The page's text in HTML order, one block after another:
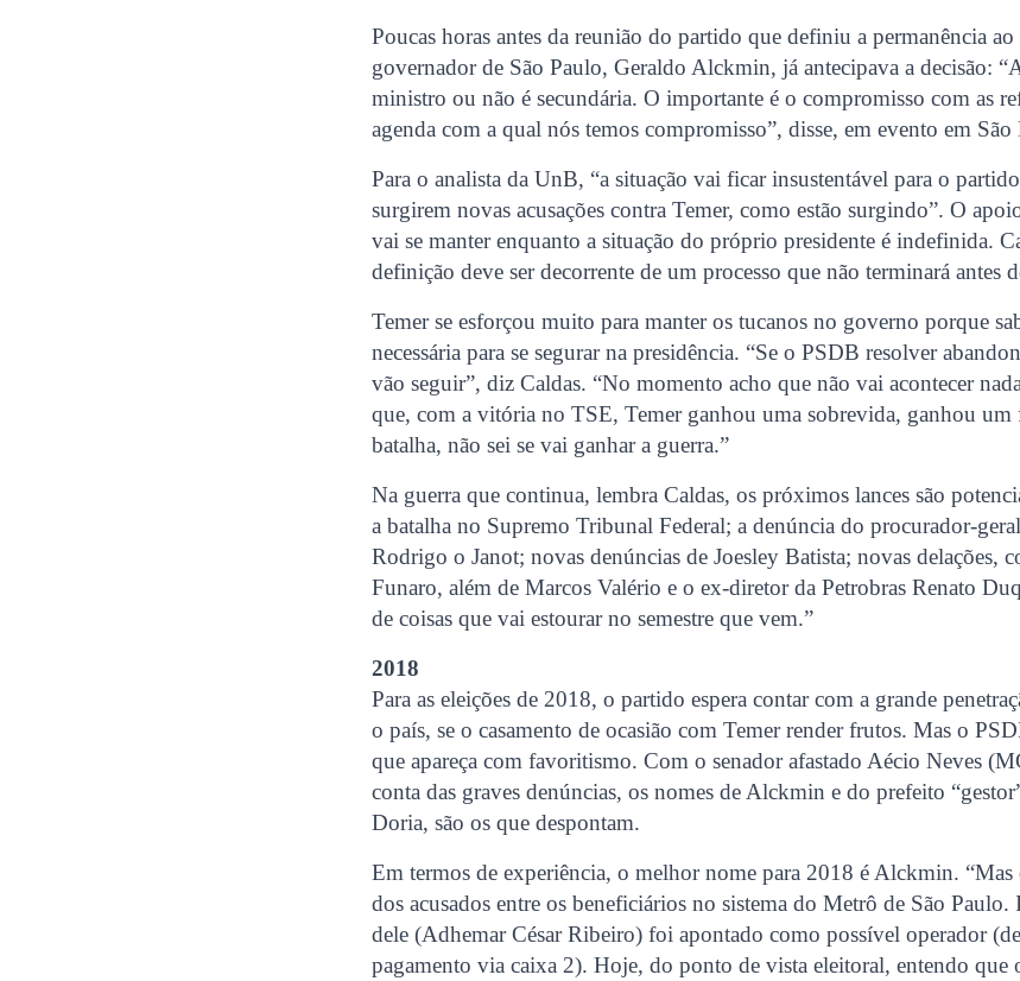
Poucas horas antes da reunião do partido que definiu a permanência
governador de São Paulo, Geraldo Alckmin, já antecipava a decisão:
ministro ou não é secundária. O importante é o compromisso com as
agenda com a qual nós temos compromisso”, disse, em evento em São
Para o analista da UnB, “a situação vai ficar insustentável para o
surgirem novas acusações contra Temer, como estão surgindo”. O
vai se manter enquanto a situação do próprio presidente é indefinida.
definição deve ser decorrente de um processo que não terminará antes
Temer se esforçou muito para manter os tucanos no governo porque
necessária para se segurar na presidência. “Se o PSDB resolver
vão seguir”, diz Caldas. “No momento acho que não vai acontecer
que, com a vitória no TSE, Temer ganhou uma sobrevida, ganhou um
batalha, não sei se vai ganhar a guerra.”
Na guerra que continua, lembra Caldas, os próximos lances são
a batalha no Supremo Tribunal Federal; a denúncia do procurador-
Rodrigo o Janot; novas denúncias de Joesley Batista; novas delações,
Funaro, além de Marcos Valério e o ex-diretor da Petrobras Renato
de coisas que vai estourar no semestre que vem.”
2018
Para as eleições de 2018, o partido espera contar com a grande
o país, se o casamento de ocasião com Temer render frutos. Mas o
que apareça com favoritismo. Com o senador afastado Aécio Neves
conta das graves denúncias, os nomes de Alckmin e do prefeito
Doria, são os que despontam.
Em termos de experiência, o melhor nome para 2018 é Alckmin. “Mas
dos acusados entre os beneficiários no sistema do Metrô de São
dele (Adhemar César Ribeiro) foi apontado como possível operador
pagamento via caixa 2). Hoje, do ponto de vista eleitoral, entendo que